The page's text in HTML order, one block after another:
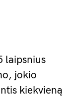
laipsnius
jokio
kiekvieną